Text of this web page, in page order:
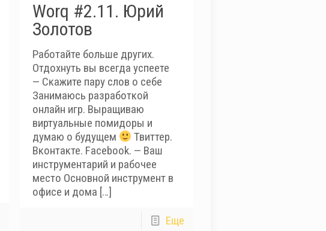
Worq #2.11. Юрий
Золотов
Работайте больше других.
Отдохнуть вы всегда успеете
— Скажите пару слов о себе
Занимаюсь разработкой
онлайн игр. Выращиваю
виртуальные помидоры и
думаю о будущем
Твиттер.
Вконтакте. Facebook. — Ваш
инструментарий и рабочее
место Основной инструмент в
офисе и дома […]
Еще